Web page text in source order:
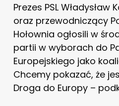
Prezes PSL Władysław
oraz przewodniczący
Hołownia ogłosili w
partii w wyborach do
Europejskiego jako
Chcemy pokazać, że
Droga do Europy –